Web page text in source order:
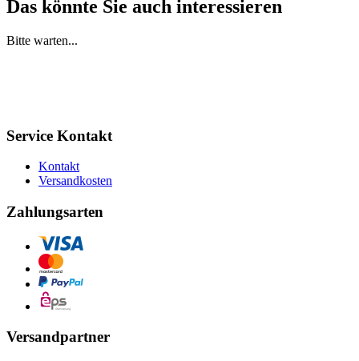
Das könnte Sie auch interessieren
Bitte warten...
Service Kontakt
Kontakt
Versandkosten
Zahlungsarten
Versandpartner